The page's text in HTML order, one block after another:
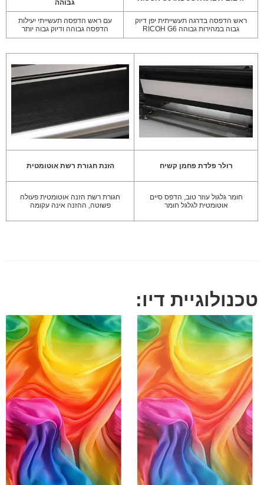
גבוהה
ראש הדפסה בדרגה תעשייתית יפן דיוק
גבוה במהירות גבוהה RICOH G6
עם ראש הדפסה תעשייתי יעילות
הדפסה גבוהה ודיוק גבוה יותר
רולר פלדת פחמן קשיח הזנת חגורת רשת אוטומטית
חומר גלגול עוזר טוב, הדפס סיים
אוטומטית לגלגל חומר
חגורת רשת הזנה אוטומטית פעולה
פשוטה, ההזנה אינה עקומה
טכנולוגיית דיו: